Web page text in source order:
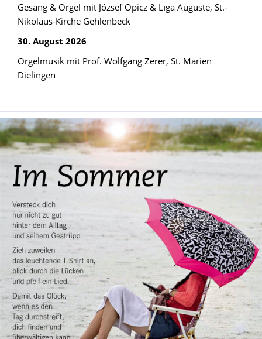
Gesang & Orgel mit József Opicz & Līga Auguste, St.-
Nikolaus-Kirche Gehlenbeck
30. August 2026
Orgelmusik mit Prof. Wolfgang Zerer, St. Marien
Dielingen